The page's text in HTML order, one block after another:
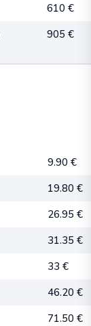
610 €
905 €
9.90 €
19.80 €
26.95 €
31.35 €
33 €
46.20 €
71.50 €